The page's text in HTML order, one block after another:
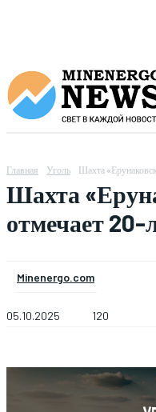
Главная Уголь Шахта
Шахта
отмечает
Minenergo.com
05.10.2025 120